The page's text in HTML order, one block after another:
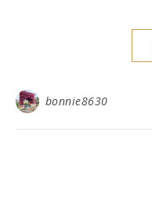
bonnie8630